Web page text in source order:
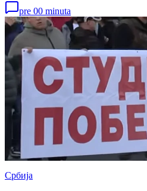
pre 00 minuta
Србија